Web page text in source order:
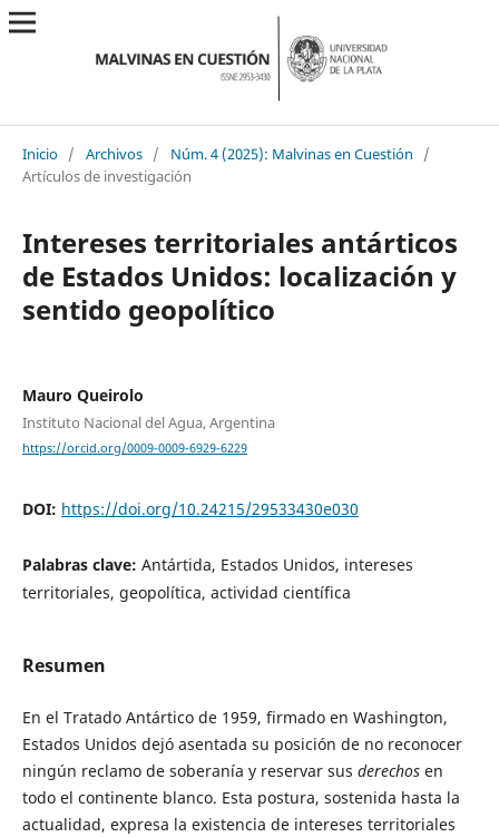
Inicio / Archivos / Núm. 4 (2025): Malvinas en Cuestión
/
Artículos de investigación
Intereses territoriales antárticos
de Estados Unidos: localización y
sentido geopolítico
Mauro Queirolo
Instituto Nacional del Agua, Argentina
https://orcid.org/0009-0009-6929-6229
DOI: https://doi.org/10.24215/29533430e030
Palabras clave: Antártida, Estados Unidos, intereses
territoriales, geopolítica, actividad científica
Resumen
En el Tratado Antártico de 1959, firmado en Washington,
Estados Unidos dejó asentada su posición de no reconocer
ningún reclamo de soberanía y reservar sus derechos en
todo el continente blanco. Esta postura, sostenida hasta la
actualidad, expresa la existencia de intereses territoriales